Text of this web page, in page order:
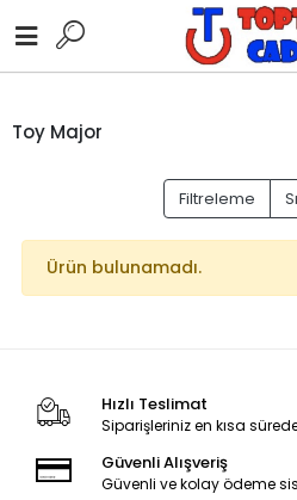
Toy Major
Filtreleme
Ürün bulunamadı.
Hızlı Teslimat
Siparişleriniz en kısa
Güvenli Alışveriş
Güvenli ve kolay ödeme